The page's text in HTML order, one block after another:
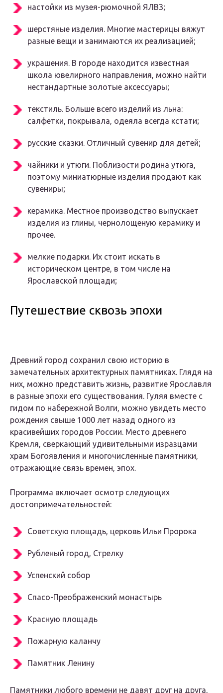
настойки из музея-рюмочной ЯЛВЗ;
шерстяные изделия. Многие мастерицы вяжут
разные вещи и занимаются их реализацией;
украшения. В городе находится известная
школа ювелирного направления, можно найти
нестандартные золотые аксессуары;
текстиль. Больше всего изделий из льна:
салфетки, покрывала, одеяла всегда кстати;
русские сказки. Отличный сувенир для детей;
чайники и утюги. Поблизости родина утюга,
поэтому миниатюрные изделия продают как
сувениры;
керамика. Местное производство выпускает
изделия из глины, чернолощеную керамику и
прочее.
мелкие подарки. Их стоит искать в
историческом центре, в том числе на
Ярославской площади;
Путешествие сквозь эпохи
Древний город сохранил свою историю в
замечательных архитектурных памятниках. Глядя на
них, можно представить жизнь, развитие Ярославля
в разные эпохи его существования. Гуляя вместе с
гидом по набережной Волги, можно увидеть место
рождения свыше 1000 лет назад одного из
красивейших городов России. Место древнего
Кремля, сверкающий удивительными изразцами
храм Богоявления и многочисленные памятники,
отражающие связь времен, эпох.
Программа включает осмотр следующих
достопримечательностей:
Советскую площадь, церковь Ильи Пророка
Рубленый город, Стрелку
Успенский собор
Спасо-Преображенский монастырь
Красную площадь
Пожарную каланчу
Памятник Ленину
Памятники любого времени не давят друг на друга,